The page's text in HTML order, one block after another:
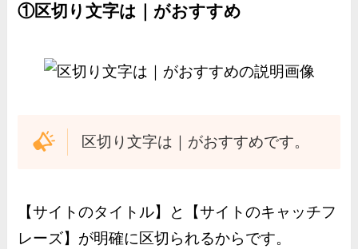
①区切り文字は｜がおすすめ
区切り文字は｜がおすすめです。
【サイトのタイトル】と【サイトのキャッチフ
レーズ】が明確に区切られるからです。